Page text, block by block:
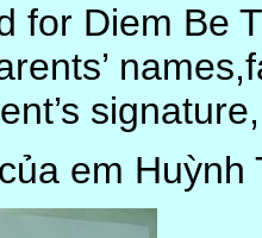
for Diem Be
em Huỳnh